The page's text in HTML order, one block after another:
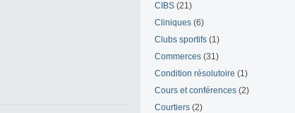
CIBS (21)
Cliniques (6)
Clubs sportifs (1)
Commerces (31)
Condition résolutoire (1)
Cours et conférences (2)
Courtiers (2)